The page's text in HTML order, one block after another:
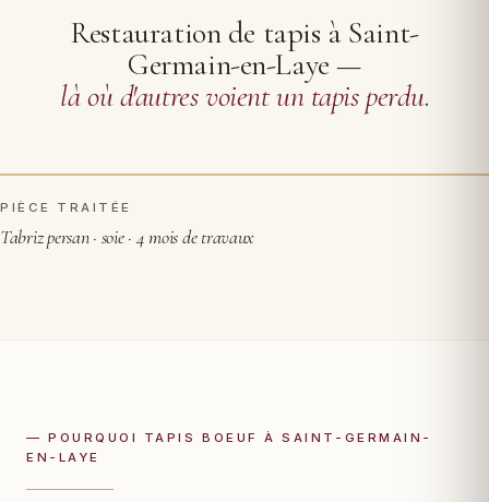
Restauration de tapis à Saint-
Germain-en-Laye —
là où d'autres voient un tapis perdu.
AVANT RESTAURATION
PIÈCE TRAITÉE
Tabriz persan · soie · 4 mois de travaux
— POURQUOI TAPIS BOEUF À SAINT-GERMAIN-
EN-LAYE